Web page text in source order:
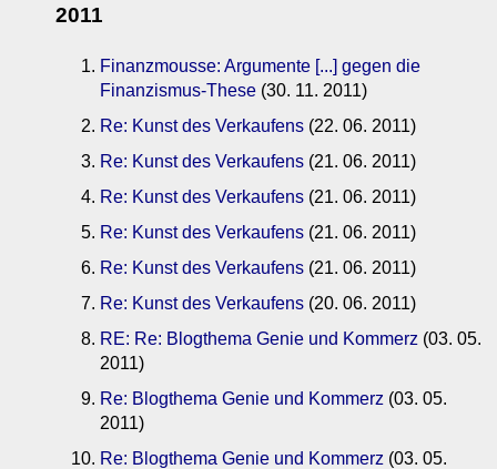
2011
Finanzmousse: Argumente [...] gegen die
Finanzismus-These (30. 11. 2011)
Re: Kunst des Verkaufens (22. 06. 2011)
Re: Kunst des Verkaufens (21. 06. 2011)
Re: Kunst des Verkaufens (21. 06. 2011)
Re: Kunst des Verkaufens (21. 06. 2011)
Re: Kunst des Verkaufens (21. 06. 2011)
Re: Kunst des Verkaufens (20. 06. 2011)
RE: Re: Blogthema Genie und Kommerz (03. 05.
2011)
Re: Blogthema Genie und Kommerz (03. 05.
2011)
Re: Blogthema Genie und Kommerz (03. 05.